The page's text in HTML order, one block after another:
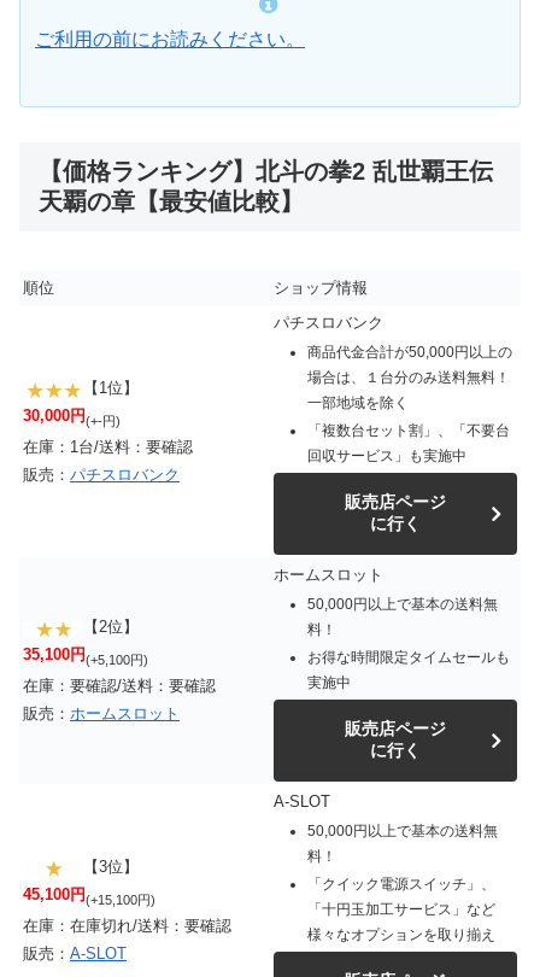
ご利用の前にお読みください。
【価格ランキング】北斗の拳2 乱世覇王伝
天覇の章【最安値比較】
順位 ショップ情報
【1位】
30,000円(+-円)
在庫：1台/送料：要確認
販売： パチスロバンク
パチスロバンク
商品代金合計が50,000円以上の
場合は、１台分のみ送料無料！
一部地域を除く
「複数台セット割」、「不要台
回収サービス」も実施中
販売店ページ
に行く
【2位】
35,100円(+5,100円)
在庫：要確認/送料：要確認
販売： ホームスロット
ホームスロット
50,000円以上で基本の送料無
料！
お得な時間限定タイムセールも
実施中
販売店ページ
に行く
【3位】
45,100円(+15,100円)
在庫：在庫切れ/送料：要確認
販売： A-SLOT
A-SLOT
50,000円以上で基本の送料無
料！
「クイック電源スイッチ」、
「十円玉加工サービス」など
様々なオプションを取り揃え